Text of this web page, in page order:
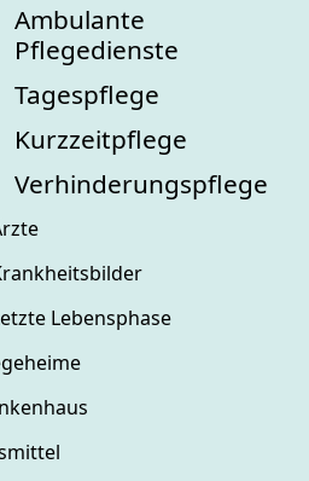
Ambulante
Pflegedienste
Tagespflege
Kurzzeitpflege
Verhinderungspflege
Lebensphase